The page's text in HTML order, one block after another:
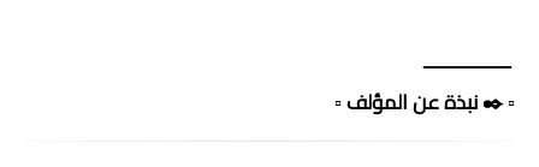
ــــــــــــــــــ
▫️ ✒️ نبذة عن المؤلف ▫️